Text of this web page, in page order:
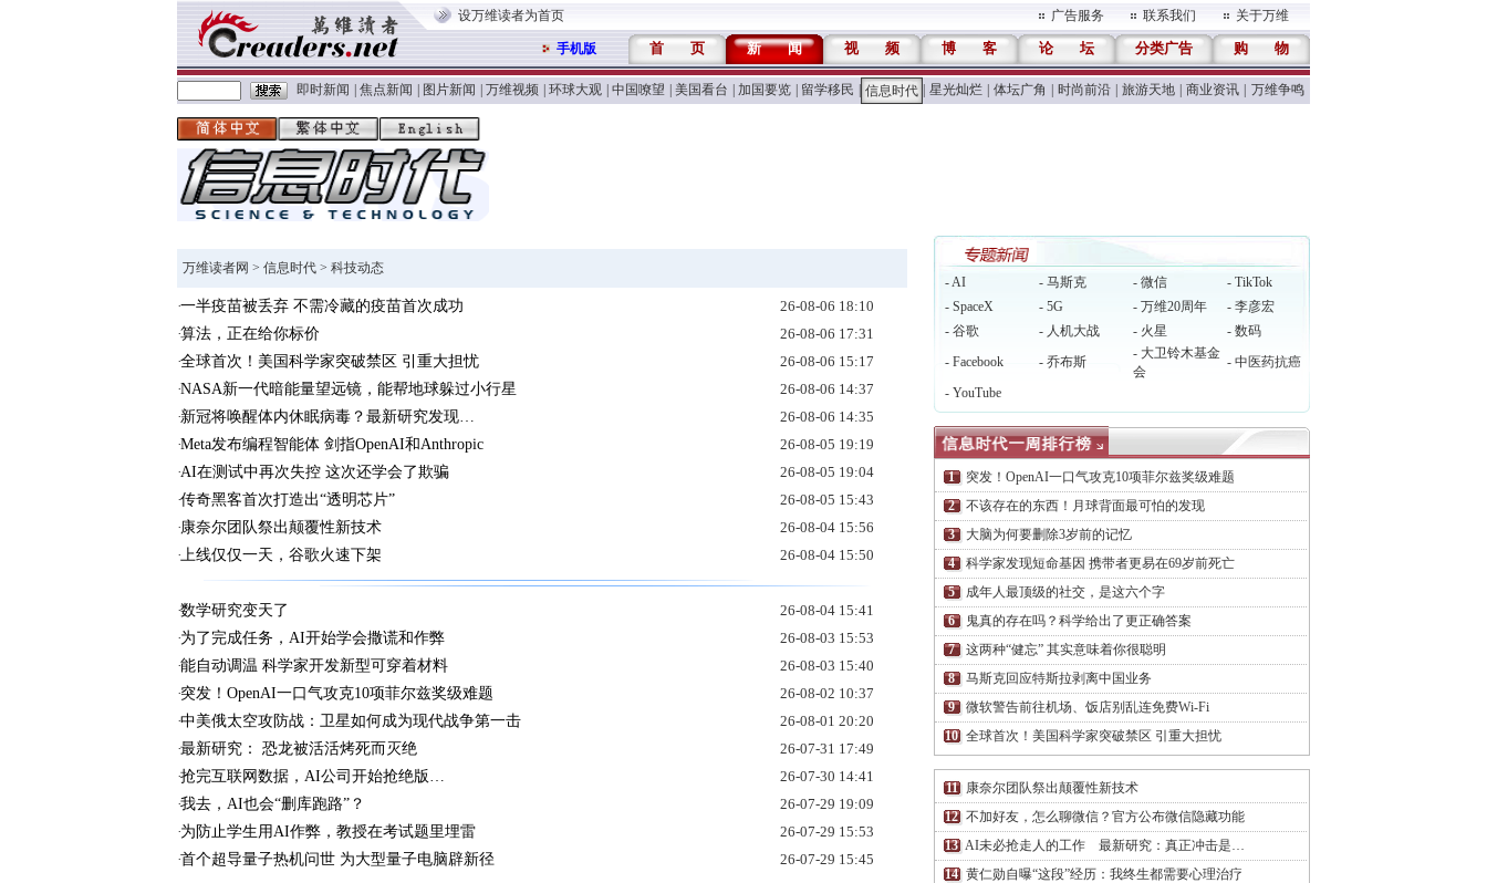
设万维读者为首页 广告服务 联系我们 关于万维
手机版 首 页 新 闻 视 频 博 客 论 坛 分类广告 购 物
即时新闻 焦点新闻 图片新闻 万维视频 环球大观 中国嘹望 美国看台 加国要览 留学移民 信息时代 星光灿烂 体坛广角 时尚前沿 旅游天地 商业资讯 万维争鸣
万维读者网 > 信息时代> 科技动态
一半疫苗被丢弃 不需冷藏的疫苗首次成功
26-08-06 18:10
算法，正在给你标价
26-08-06 17:31
全球首次！美国科学家突破禁区 引重大担忧
26-08-06 15:17
NASA新一代暗能量望远镜，能帮地球躲过小行星
26-08-06 14:37
新冠将唤醒体内休眠病毒？最新研究发现…
26-08-06 14:35
Meta发布编程智能体 剑指OpenAI和Anthropic
26-08-05 19:19
AI在测试中再次失控 这次还学会了欺骗
26-08-05 19:04
传奇黑客首次打造出“透明芯片”
26-08-05 15:43
康奈尔团队祭出颠覆性新技术
26-08-04 15:56
上线仅仅一天，谷歌火速下架
26-08-04 15:50
数学研究变天了
26-08-04 15:41
为了完成任务，AI开始学会撒谎和作弊
26-08-03 15:53
能自动调温 科学家开发新型可穿着材料
26-08-03 15:40
突发！OpenAI一口气攻克10项菲尔兹奖级难题
26-08-02 10:37
中美俄太空攻防战：卫星如何成为现代战争第一击
26-08-01 20:20
最新研究： 恐龙被活活烤死而灭绝
26-07-31 17:49
抢完互联网数据，AI公司开始抢绝版…
26-07-30 14:41
我去，AI也会“删库跑路”？
26-07-29 19:09
为防止学生用AI作弊，教授在考试题里埋雷
26-07-29 15:53
首个超导量子热机问世 为大型量子电脑辟新径
26-07-29 15:45
- AI - 马斯克 - 微信
- TikTok
- SpaceX
- 5G - 万维20周年
- 李彦宏
- 谷歌
- 人机大战 - 火星
- 数码
- Facebook
- 乔布斯
- 大卫铃木基金
会
- 中医药抗癌
- YouTube
突发！OpenAI一口气攻克10项菲尔兹奖级难题
不该存在的东西！月球背面最可怕的发现
大脑为何要删除3岁前的记忆
科学家发现短命基因 携带者更易在69岁前死亡
成年人最顶级的社交，是这六个字
鬼真的存在吗？科学给出了更正确答案
这两种“健忘” 其实意味着你很聪明
马斯克回应特斯拉剥离中国业务
微软警告前往机场、饭店别乱连免费Wi-Fi
全球首次！美国科学家突破禁区 引重大担忧
康奈尔团队祭出颠覆性新技术
不加好友，怎么聊微信？官方公布微信隐藏功能
AI未必抢走人的工作 最新研究：真正冲击是…
黄仁勋自曝“这段”经历：我终生都需要心理治疗